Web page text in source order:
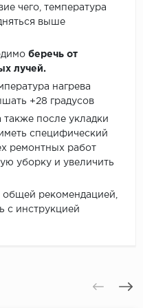
чего, температура
выше
беречь от
лучей.
нагрева
+28 градусов
также после укладки
специфический
ремонтных работ
уборку и увеличить
общей рекомендацией,
с инструкцией